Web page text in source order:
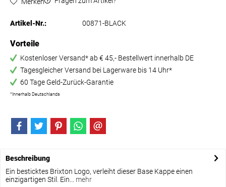
Artikel-Nr.: 00871-BLACK
Vorteile
Kostenloser Versand* ab € 45,- Bestellwert innerhalb DE
Tagesgleicher Versand bei Lagerware bis 14 Uhr*
60 Tage Geld-Zurück-Garantie
*Innerhalb Deutschlands
Beschreibung
Ein besticktes Brixton Logo, verleiht dieser Base Kappe einen
einzigartigen Stil. Ein...
mehr